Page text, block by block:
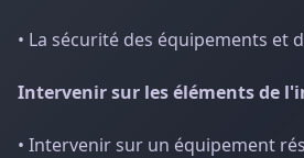
• La sécurité des équipements et
Intervenir sur les éléments de
• Intervenir sur un équipement